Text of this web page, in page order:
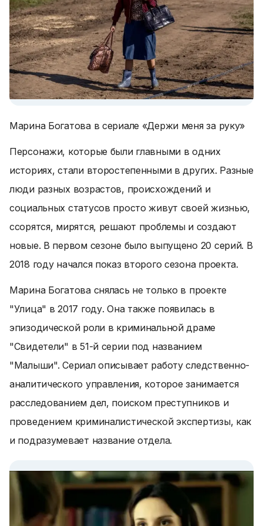
Марина Богатова в сериале «Держи меня за руку»
Персонажи, которые были главными в одних
историях, стали второстепенными в других. Разные
люди разных возрастов, происхождений и
социальных статусов просто живут своей жизнью,
ссорятся, мирятся, решают проблемы и создают
новые. В первом сезоне было выпущено 20 серий. В
2018 году начался показ второго сезона проекта.
Марина Богатова снялась не только в проекте
"Улица" в 2017 году. Она также появилась в
эпизодической роли в криминальной драме
"Свидетели" в 51-й серии под названием
"Малыши". Сериал описывает работу следственно-
аналитического управления, которое занимается
расследованием дел, поиском преступников и
проведением криминалистической экспертизы, как
и подразумевает название отдела.